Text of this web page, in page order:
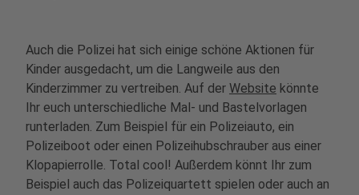
Auch die Polizei hat sich einige schöne Aktionen für
Kinder ausgedacht, um die Langweile aus den
Kinderzimmer zu vertreiben. Auf der Website könnte
Ihr euch unterschiedliche Mal- und Bastelvorlagen
runterladen. Zum Beispiel für ein Polizeiauto, ein
Polizeiboot oder einen Polizeihubschrauber aus einer
Klopapierrolle. Total cool! Außerdem könnt Ihr zum
Beispiel auch das Polizeiquartett spielen oder auch an